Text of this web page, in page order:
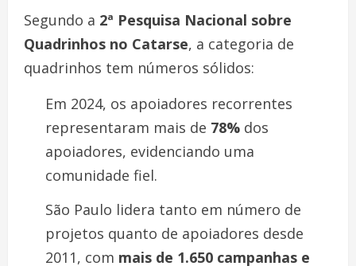
Segundo a 2ª Pesquisa Nacional sobre
Quadrinhos no Catarse, a categoria de
quadrinhos tem números sólidos:
Em 2024, os apoiadores recorrentes
representaram mais de 78% dos
apoiadores, evidenciando uma
comunidade fiel.
São Paulo lidera tanto em número de
projetos quanto de apoiadores desde
2011, com mais de 1.650 campanhas e